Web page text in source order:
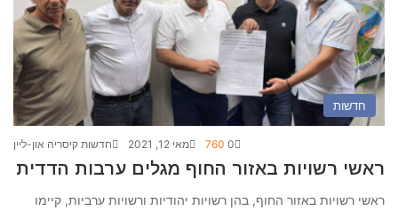
חדשות
חדשות קיסריה און-ליין מאי 12, 2021 0
ראשי רשויות באזור החוף מגלים ערבות הדדית
ראשי רשויות באזור החוף, בהן רשויות יהודיות ורשויות ערביות, קיימו